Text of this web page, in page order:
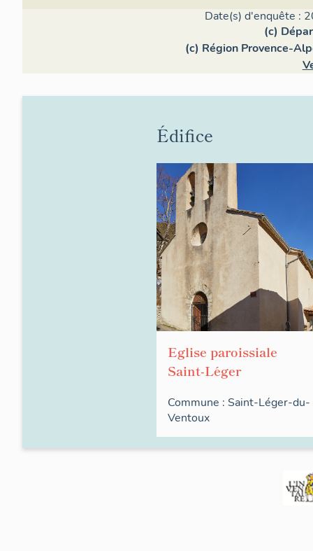
Date(s) d'enquête :
(c)
(c) Région Provence-
Édifice
Eglise paroissiale
Saint-Léger
Commune : Saint-Léger-du-
Ventoux